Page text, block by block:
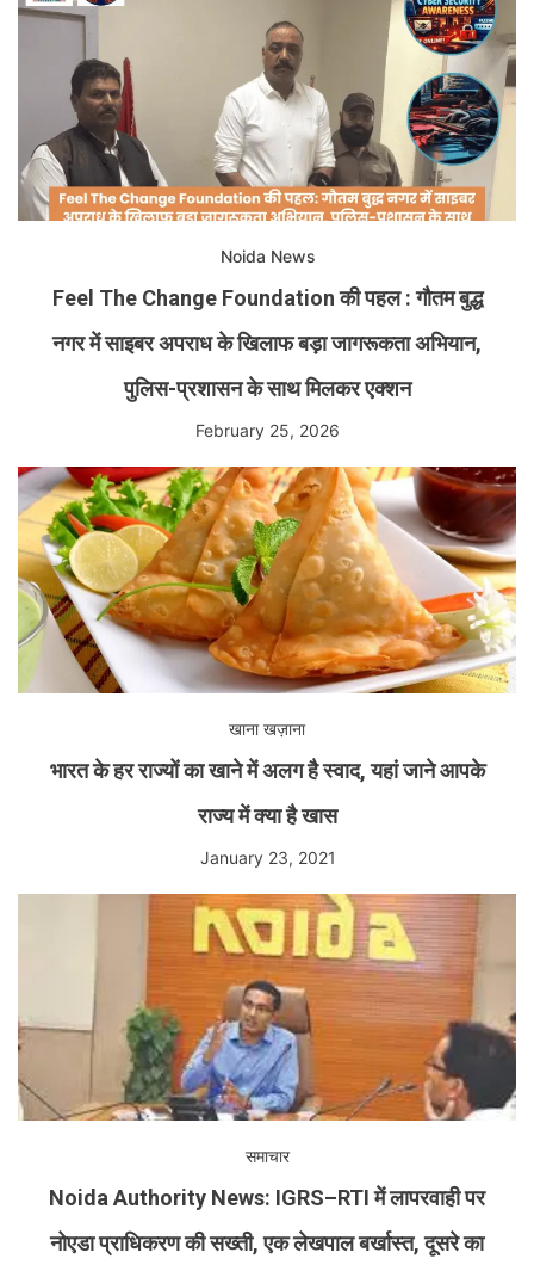
Noida News
Feel The Change Foundation की पहल : गौतम बुद्ध
नगर में साइबर अपराध के खिलाफ बड़ा जागरूकता अभियान,
पुलिस-प्रशासन के साथ मिलकर एक्शन
February 25, 2026
खाना खज़ाना
भारत के हर राज्यों का खाने में अलग है स्वाद, यहां जाने आपके
राज्य में क्या है खास
January 23, 2021
समाचार
Noida Authority News: IGRS–RTI में लापरवाही पर
नोएडा प्राधिकरण की सख्ती, एक लेखपाल बर्खास्त, दूसरे का